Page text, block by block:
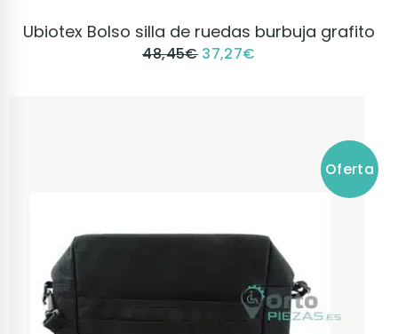
VER PRODUCTO
Ubiotex Bolso silla de ruedas burbuja grafito
48,45€ 37,27€
Oferta